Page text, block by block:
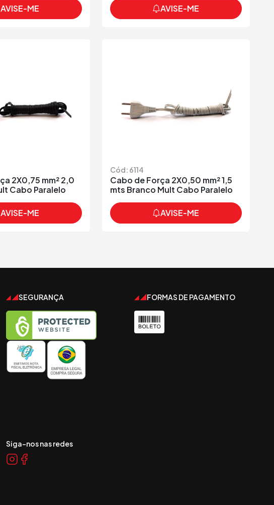
AVISE-ME AVISE-ME
2X0,75 mm² 2,0
Cabo Paralelo
AVISE-ME
Cód: 6114
Cabo de Força 2X0,50 mm² 1,5
mts Branco Mult Cabo Paralelo
AVISE-ME
SEGURANÇA FORMAS DE PAGAMENTO
Siga-nos nas redes